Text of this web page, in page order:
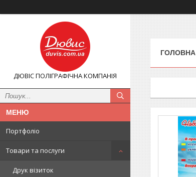
ДЮВІС ПОЛІГРАФІЧНА КОМПАНІЯ
Портфоліо
Товари та послуги
Друк візиток
ГОЛОВНА